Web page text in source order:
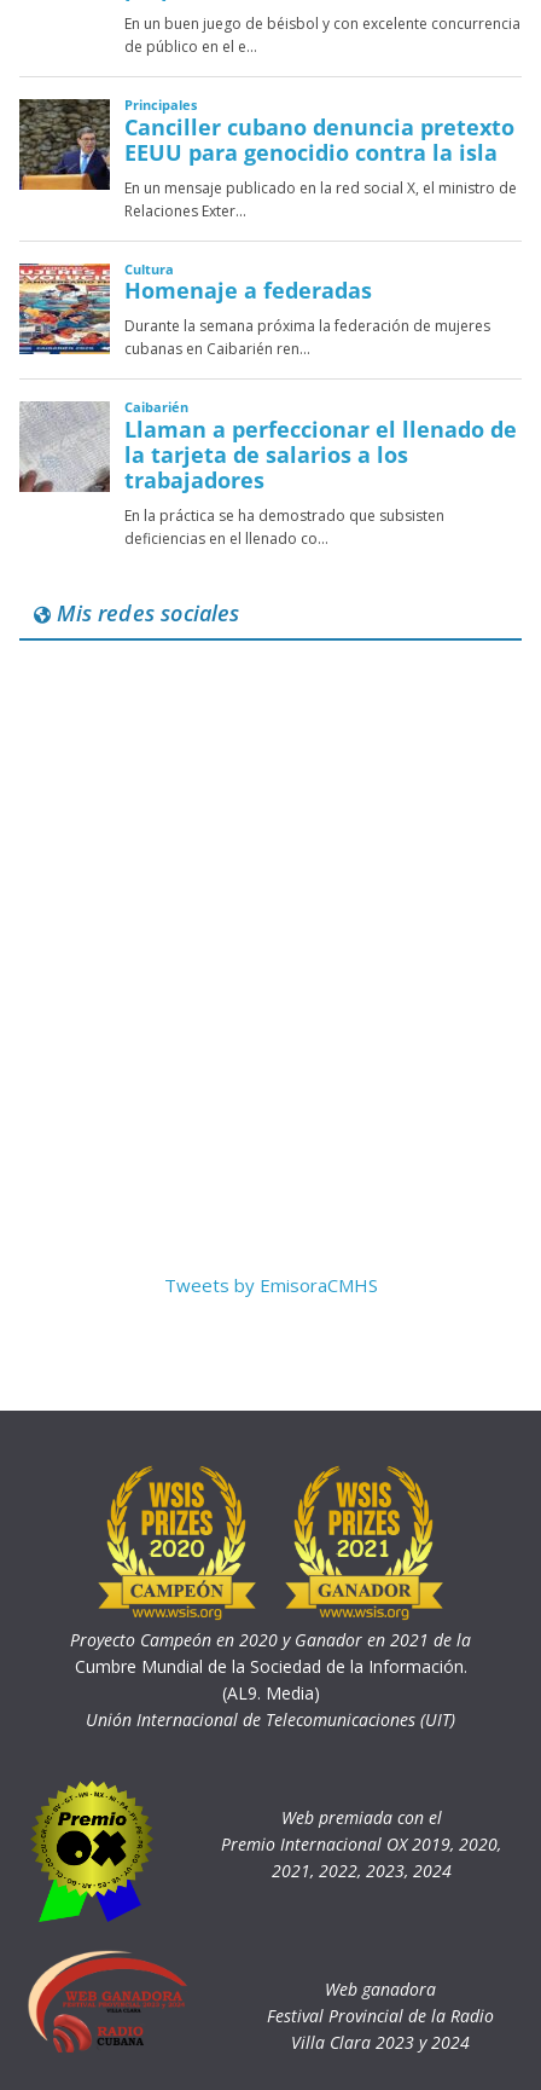
Mis redes sociales
Tweets by EmisoraCMHS
Proyecto Campeón en 2020 y Ganador en 2021 de la
Cumbre Mundial de la Sociedad de la Información.
(AL9. Media)
Unión Internacional de Telecomunicaciones (UIT)
Web premiada con el
Premio Internacional OX 2019, 2020,
2021, 2022, 2023, 2024
Web ganadora
Festival Provincial de la Radio
Villa Clara 2023 y 2024